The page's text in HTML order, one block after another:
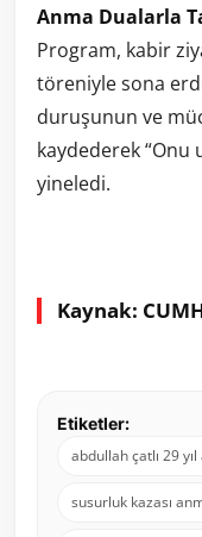
Anma Dualarla
Program, kabir
töreniyle sona erdi.
duruşunun ve
kaydederek “Onu
yineledi.
Kaynak:
Etiketler:
abdullah çatlı 29
susurluk kazası